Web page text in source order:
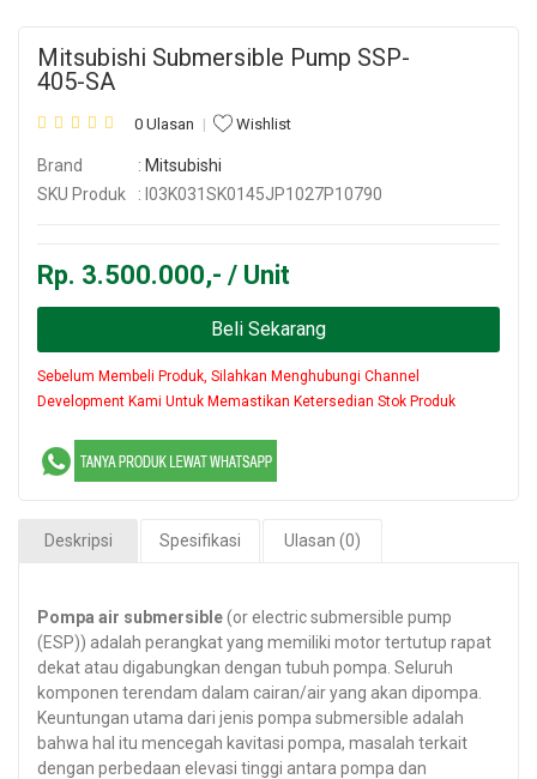
Mitsubishi Submersible Pump SSP-
405-SA
0 Ulasan Wishlist
Brand : Mitsubishi
SKU Produk
: I03K031SK0145JP1027P10790
Rp. 3.500.000,- / Unit
Beli Sekarang
Sebelum Membeli Produk, Silahkan Menghubungi Channel
Development Kami Untuk Memastikan Ketersedian Stok Produk
Deskripsi Spesifikasi Ulasan (0)
Pompa air submersible(or electric submersible pump
(ESP)) adalah perangkat yang memiliki motor tertutup rapat
dekat atau digabungkan dengan tubuh pompa. Seluruh
komponen terendam dalam cairan/air yang akan dipompa.
Keuntungan utama dari jenis pompa submersible adalah
bahwa hal itu mencegah kavitasi pompa, masalah terkait
dengan perbedaan elevasi tinggi antara pompa dan